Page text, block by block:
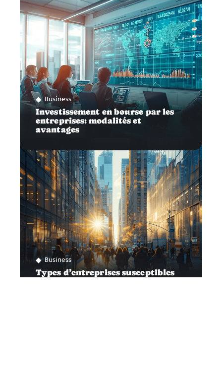
Business
Investissement en bourse par les
entreprises: modalités et
avantages
Business
Types d’entreprises susceptibles